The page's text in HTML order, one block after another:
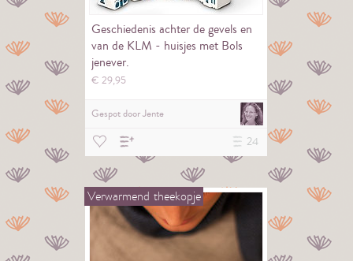
Geschiedenis achter de gevels en
van de KLM - huisjes met Bols
jenever.
€29,95
Gespot doorJente
24
Verwarmend theekopje